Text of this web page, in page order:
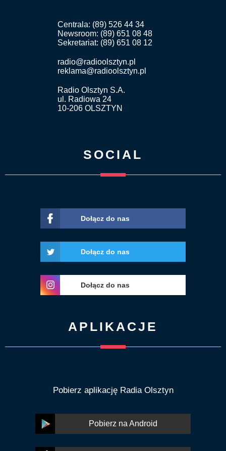
Centrala: (89) 526 44 34
Newsroom: (89) 651 08 48
Sekretariat: (89) 651 08 12
radio@radioolsztyn.pl
reklama@radioolsztyn.pl
Radio Olsztyn S.A.
ul. Radiowa 24
10-206 OLSZTYN
SOCIAL
Dołącz do nas
Dołącz do nas
Dołącz do nas
APLIKACJE
Pobierz aplikację Radia Olsztyn
Pobierz na Android